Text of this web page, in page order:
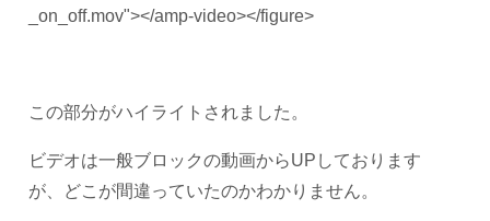
_on_off.mov"></amp-video></figure>
この部分がハイライトされました。
ビデオは一般ブロックの動画からUPしております
が、どこが間違っていたのかわかりません。